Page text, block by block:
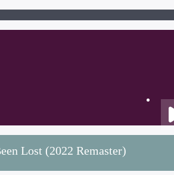
Lost (2022 Remaster)